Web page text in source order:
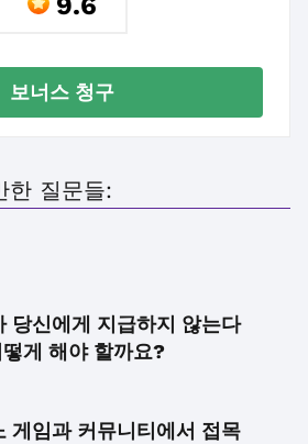
보너스 청구
한 질문들:
당신에게 지급하지 않는다
떻게 해야 할까요?
게임과 커뮤니티에서 접목